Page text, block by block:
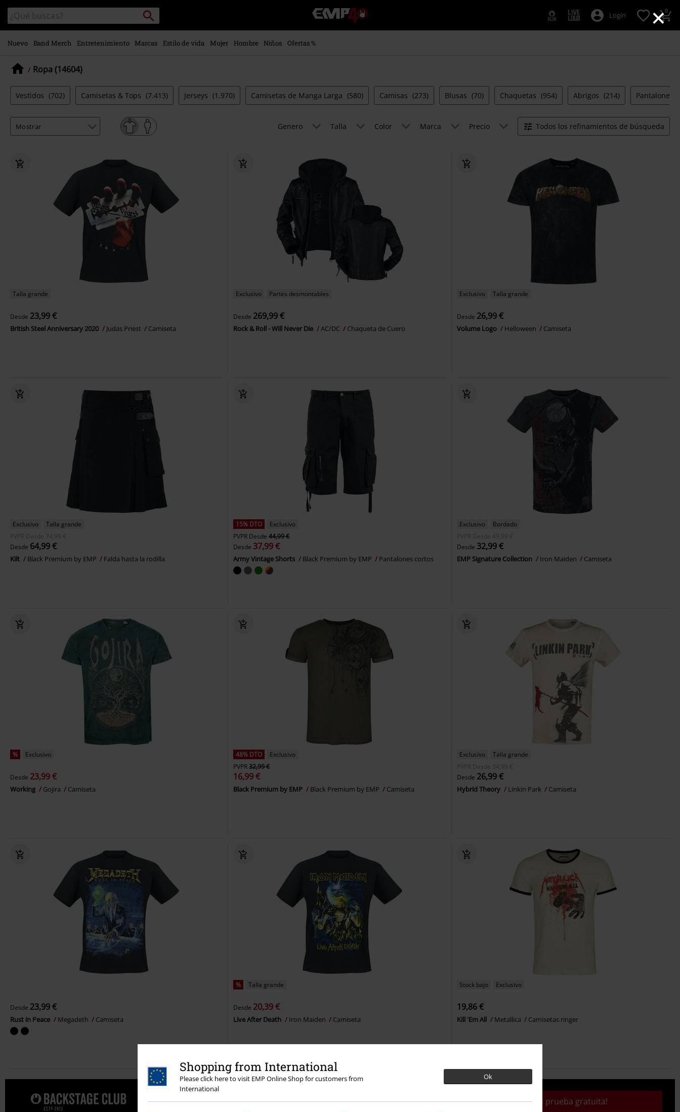
×
Shopping from International
Please click here to visit EMP Online Shop for customers from
International
Ok
contenido
principal
Buscar
en
el
catálogo
Buscar
EMP
-
Música,
Ropa
Login 0
Nuevo Band Merch Entretenimiento Marcas Estilo de vida Mujer Hombre Niños Ofertas %
Ropa (14604)
Vestidos (702) Camisetas & Tops (7.413) Jerseys (1.970) Camisetas de Manga Larga (580) Camisas (273) Blusas (70) Chaquetas (954) Abrigos (214) Pantalones
Genero Talla Color Marca Precio Todos los refinamientos de búsqueda
Talla grande
Desde 23,99 €
British Steel Anniversary 2020 Judas Priest Camiseta
Exclusivo Partes desmontables
Desde 269,99 €
Rock & Roll - Will Never Die AC/DC Chaqueta de Cuero
Exclusivo Talla grande
Desde 26,99 €
Volume Logo Helloween Camiseta
Exclusivo
Talla grande
PVPR
Desde 74,99 €
Desde 64,99 €
Kilt Black Premium by EMP Falda hasta la rodilla
15% DTO
Exclusivo
PVPR Desde44,99 €
Desde 37,99 €
Army Vintage Shorts Black Premium by EMP Pantalones cortos
Exclusivo
Bordado
PVPR
Desde 49,99 €
Desde 32,99 €
EMP Signature Collection Iron Maiden Camiseta
% Exclusivo
Desde 23,99 €
Working Gojira Camiseta
48% DTO
Exclusivo
PVPR32,99 €
16,99 €
Black Premium by EMP Black Premium by EMP Camiseta
Exclusivo
Talla grande
PVPR
Desde 34,99 €
Desde 26,99 €
Hybrid Theory Linkin Park Camiseta
Desde 23,99 €
Rust in Peace Megadeth Camiseta
% Talla grande
Desde 20,39 €
Live After Death Iron Maiden Camiseta
Stock bajo Exclusivo
19,86 €
Kill 'Em All Metallica Camisetas ringer
¡Activa tu prueba gratuita!